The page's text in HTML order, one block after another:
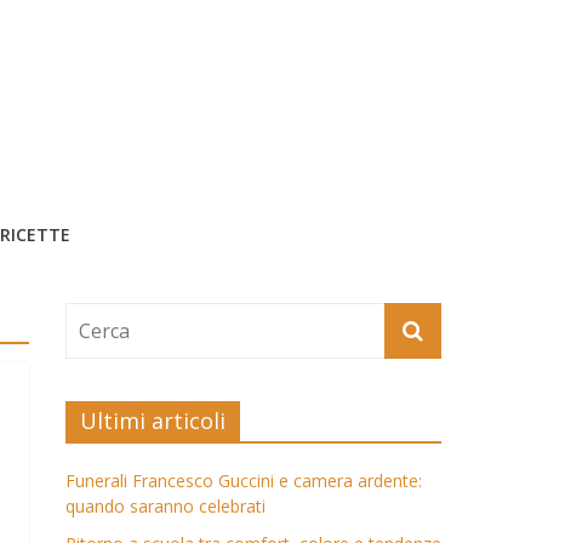
RICETTE
Ultimi articoli
Funerali Francesco Guccini e camera ardente:
quando saranno celebrati